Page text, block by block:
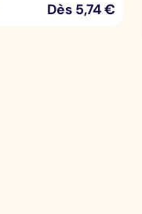
Dès 5,74€